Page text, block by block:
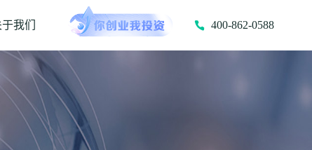
我们 400-862-0588